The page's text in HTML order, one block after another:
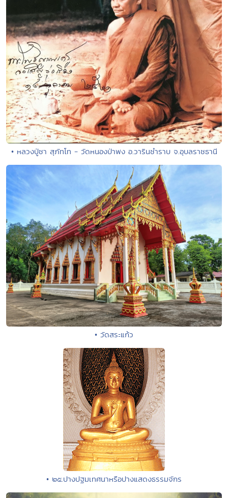
• หลวงปู่ชา สุภัทโท - วัดหนองป่าพง อ.วารินชำราบ จ.อุบลราชธานี
• วัดสระแก้ว
• ๒๕.ปางปฐมเทศนาหรือปางแสดงธรรมจักร